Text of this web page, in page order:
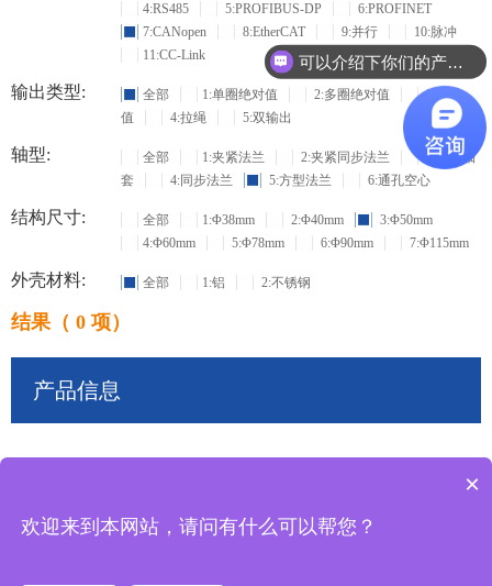
4:RS485
5:PROFIBUS-DP
6:PROFINET
7:CANopen
8:EtherCAT 9:并行
10:脉冲
11:CC-Link
输出类型: 全部 1:单圈绝对值 2:多圈绝对值
3:增量
值
4:拉绳 5:双输出
轴型: 全部 1:夹紧法兰 2:夹紧同步法兰
3:盲孔轴
套
4:同步法兰 5:方型法兰 6:通孔空心
结构尺寸: 全部 1:Φ38mm 2:Φ40mm
3:Φ50mm
4:Φ60mm
5:Φ78mm 6:Φ90mm 7:Φ115mm
外壳材料: 全部 1:铝 2:不锈钢
结果（ 0 项）
产品信息
可以介绍下你们的产品么？
×
欢迎来到本网站，请问有什么可以帮您？